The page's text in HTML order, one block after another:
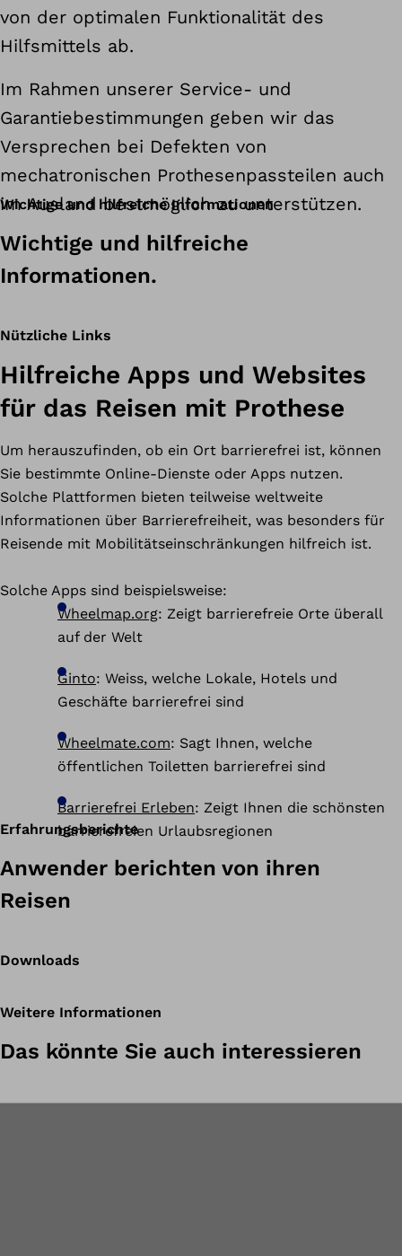
von der optimalen Funktionalität des
Hilfsmittels ab.
Im Rahmen unserer Service- und
Garantiebestimmungen geben wir das
Versprechen bei Defekten von
mechatronischen Prothesenpassteilen auch
im Ausland bestmöglich zu unterstützen.
Wichtige und hilfreiche Informationen
Wichtige und hilfreiche
Informationen.
Nützliche Links
Hilfreiche Apps und Websites
für das Reisen mit Prothese
Um herauszufinden, ob ein Ort barrierefrei ist, können
Sie bestimmte Online-Dienste oder Apps nutzen.
Solche Plattformen bieten teilweise weltweite
Informationen über Barrierefreiheit, was besonders für
Reisende mit Mobilitätseinschränkungen hilfreich ist.
Solche Apps sind beispielsweise:
Wheelmap.org: Zeigt barrierefreie Orte überall
auf der Welt
Ginto: Weiss, welche Lokale, Hotels und
Geschäfte barrierefrei sind
Wheelmate.com: Sagt Ihnen, welche
öffentlichen Toiletten barrierefrei sind
Barrierefrei Erleben: Zeigt Ihnen die schönsten
barrierefreien Urlaubsregionen
Erfahrungsberichte
Anwender berichten von ihren
Reisen
Downloads
Weitere Informationen
Das könnte Sie auch interessieren